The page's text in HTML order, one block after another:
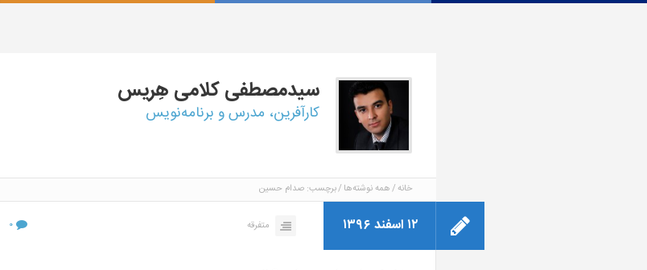
سیدمصطفیکلامی هِریس
کارآفرین، مدرس و برنامه‌نویس
خانه همه نوشته‌ها برچسب: صدام حسین
۱۲ اسفند ۱۳۹۶ متفرقه ۰